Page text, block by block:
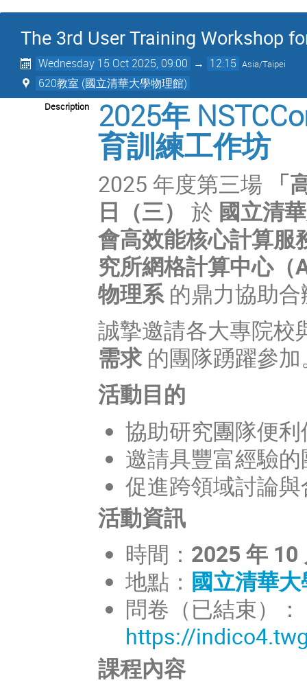
The 3rd User Training Workshop
Wednesday 15 Oct 2025, 09:00 → 12:15 Asia/Taipei
620教室 (國立清華大學物理館)
Description 2025年
育訓練工作坊
2025年度第三場
日（三）
於 國立清
會高效能核心計算服
究所網格計算中心（
物理系 的鼎力協助
誠摯邀請各大專院校
需求 的團隊踴躍參加
活動目的
協助研究團隊便
邀請具豐富經驗
促進跨領域討論
活動資訊
時間： 2025 年 10
地點： 國立清華
問卷（已結束）：
https://
課程內容